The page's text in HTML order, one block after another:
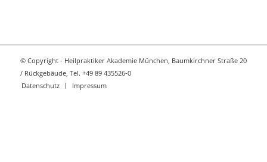
© Copyright - Heilpraktiker Akademie München, Baumkirchner Straße 20
/ Rückgebäude, Tel. +49 89 435526-0
Datenschutz
Impressum